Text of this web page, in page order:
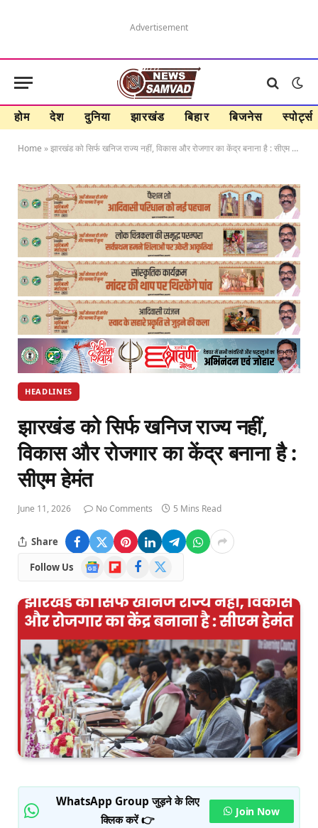
Advertisement
होम देश दुनिया झारखंड बिहार बिजनेस स्पोर्ट्स
Home »झारखंड को सिर्फ खनिज राज्य नहीं, विकास और रोजगार का केंद्र बनाना है : सीएम हेमंत
HEADLINES
झारखंड को सिर्फ खनिज राज्य नहीं,
विकास और रोजगार का केंद्र बनाना है :
सीएम हेमंत
June 11, 2026 No Comments 5 Mins Read
Share
Follow Us
Google
News
FlipboardFacebook
WhatsApp Group जुड़ने के लिए
क्लिक करें 👉
Join Now